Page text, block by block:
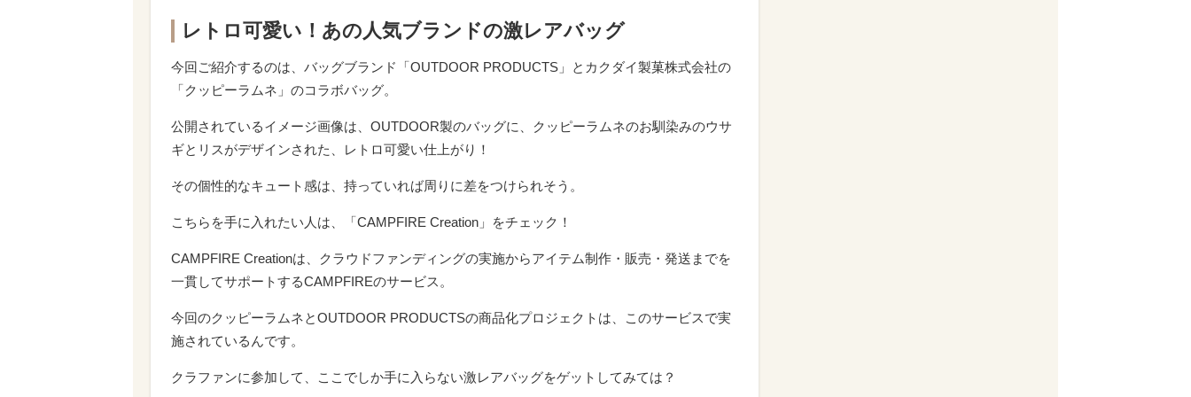
レトロ可愛い！あの人気ブランドの激レアバッグ
今回ご紹介するのは、バッグブランド「OUTDOOR PRODUCTS」とカクダイ製菓株式会社の
「クッピーラムネ」のコラボバッグ。
公開されているイメージ画像は、OUTDOOR製のバッグに、クッピーラムネのお馴染みのウサ
ギとリスがデザインされた、レトロ可愛い仕上がり！
その個性的なキュート感は、持っていれば周りに差をつけられそう。
こちらを手に入れたい人は、「CAMPFIRE Creation」をチェック！
CAMPFIRE Creationは、クラウドファンディングの実施からアイテム制作・販売・発送までを
一貫してサポートするCAMPFIREのサービス。
今回のクッピーラムネとOUTDOOR PRODUCTSの商品化プロジェクトは、このサービスで実
施されているんです。
クラファンに参加して、ここでしか手に入らない激レアバッグをゲットしてみては？